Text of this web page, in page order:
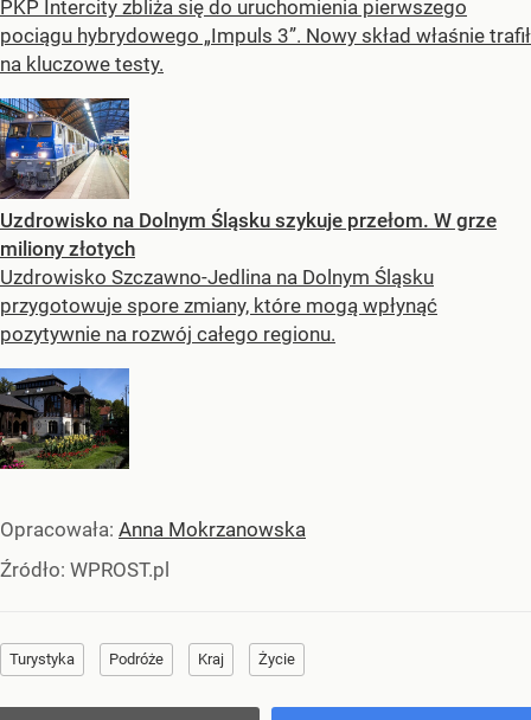
PKP Intercity zbliża się do uruchomienia pierwszego
pociągu hybrydowego „Impuls 3”. Nowy skład właśnie trafił
na kluczowe testy.
Uzdrowisko na Dolnym Śląsku szykuje przełom. W grze
miliony złotych
Uzdrowisko Szczawno-Jedlina na Dolnym Śląsku
przygotowuje spore zmiany, które mogą wpłynąć
pozytywnie na rozwój całego regionu.
Opracowała: Anna Mokrzanowska
Źródło: WPROST.pl
Turystyka Podróże Kraj Życie